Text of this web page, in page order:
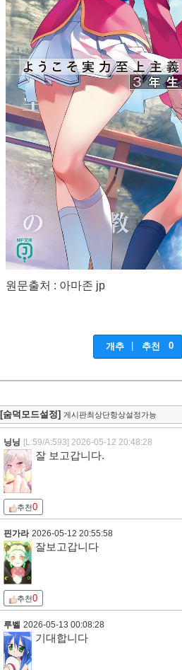
원문출처 : 아마존 jp
개추 추천 0
[숨덕모드설정] 게시판최상단항상설정가능
닝닝 [L:59/A:593] 2026-05-12 20:48:28
잘 보고갑니다.
추천0
핀가라 2026-05-12 20:55:58
잘보고갑니다
추천0
루벨 2026-05-13 00:08:28
기대합니다